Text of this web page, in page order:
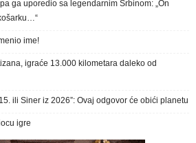
ga uporedio sa legendarnim Srbinom: „On
ime!
igraće 13.000 kilometara daleko od
ili Siner iz 2026”: Ovaj odgovor će obići planetu
igre